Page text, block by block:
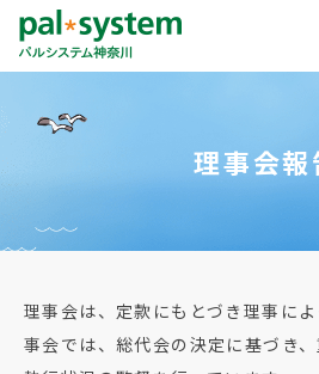
理事会報
理事会は、定款にもとづき理事に
事会では、総代会の決定に基づき